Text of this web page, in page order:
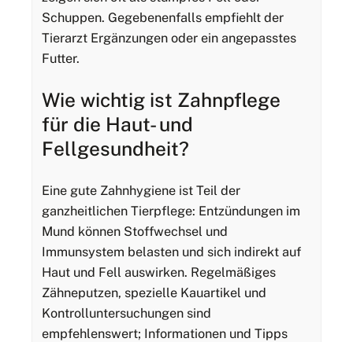
Schuppen. Gegebenenfalls empfiehlt der
Tierarzt Ergänzungen oder ein angepasstes
Futter.
Wie wichtig ist Zahnpflege
für die Haut- und
Fellgesundheit?
Eine gute Zahnhygiene ist Teil der
ganzheitlichen Tierpflege: Entzündungen im
Mund können Stoffwechsel und
Immunsystem belasten und sich indirekt auf
Haut und Fell auswirken. Regelmäßiges
Zähneputzen, spezielle Kauartikel und
Kontrolluntersuchungen sind
empfehlenswert; Informationen und Tipps